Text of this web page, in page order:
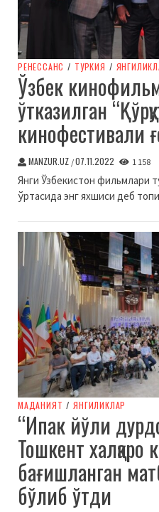
РЕНЕССАНС / ТУРКИЯ /
Ўзбек
ўтказилган
кинофестивали
MANZUR.UZ /07.11.2022 1 158
Янги Ўзбекистон фильмлари
ўртасида энг яхшиси деб
МАДАНИЯТ / ЯНГИЛИКЛАР
“Ипак йўли
Тошкент
бағишланган
бўлиб ўтди